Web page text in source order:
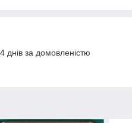
днів за домовленістю